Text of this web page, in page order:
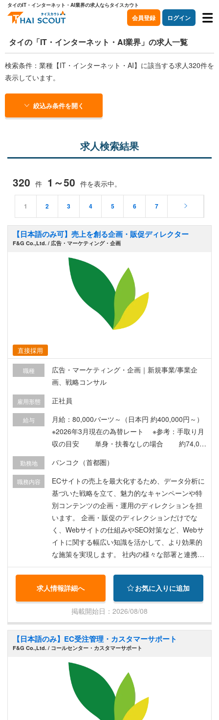
タイのIT・インターネット・AI業界の求人ならタイスカウト
会員登録 ログイン
タイの「IT・インターネット・AI業界」の求人一覧
検索条件：業種【IT・インターネット・AI】に該当する求人320件を
表示しています。
絞込み条件を開く
求人検索結果
320 件 1～50 件を表示中。
1 2 3 4 5 6 7
【日本語のみ可】売上を創る企画・販促ディレクター
F&G Co.,Ltd. / 広告・マーケティング・企画
直接採用
職種
広告・マーケティング・企画｜新規事業/事業企
画、戦略コンサル
雇用形態 正社員
給与
月給：80,000バーツ～（日本円 約400,000円～）
※2026年3月現在の為替レート ※参考：手取り月
収の目安 単身・扶養なしの場合 約74,00
除後の目安金額です。 ※実際の手取り額は、扶養
状況や各種控除等により異なります。 ※最大4ヶ月
の試用期間あり ※想定年収：1,092,000バーツ（約
546万円）～ /月給+賞与+皆勤賞etc ※経験・スキ
ルにより金額は前後する場合があります。（採用
時に最終決定） 【待遇・福利厚生】 ◆賞与（4
月）、昇給（9月）※業績により臨時賞与あり ◆有
給休暇 年10日（勤務開始半年後より） ◆健康報
奨休日 年最大6日 ◆その他有給休暇（タイ労働法
に準拠） ◆皆勤手当（月1回、年1回） ◆就労ビ
ザ・労働許可証付与 ◆社会保険加入（タイ国） ◆
大手保険会社医療保険（日本語対応可の病院にて
使用可能、OPD3,500B/回） ◆健康診断（年1回無
料、日本語の通じるクリニックで受診） ◆タイ国
外在住者の場合、採用後の初回渡航費用を全額返
金（入社1年後より） ◆弊社独自の産休/育休制度
勤務地 バンコク（首都圏）
職務内容
ECサイトの売上を最大化するため、データ分析に
基づいた戦略を立て、魅力的なキャンペーンや特
別コンテンツの企画・運用のディレクションを担
います。 企画・販促のディレクションだけでな
く、Webサイトの仕組みやSEO対策など、Webサ
イトに関する幅広い知識を活かして、より効果的
な施策を実現します。 社内の様々な部署と連携
し、プロジェクトを円滑に進める調整役ととも
に、ECサイト全体の成長を牽引する役割を担って
いただくポジションです。 ▼具体的な業務内容 ・
ECサイトの販売促進における戦略立案と企画実行
・戦略立案のためのサイト・売上データの数値分
析と課題抽出 ・課題解決に向けた新規企画・改善
活動のディレクション ・コンテンツSEOを考慮し
たWebコンテンツの企画・運用 ・プロジェクトの
リーディング・チームビルディング ▼求められる
資質 1．課題発見・解決力 ECサイトの売上を伸ば
すためには、データに基づいた分析で課題を見つ
け出し、具体的な改善策を考え実行するという、
PDCAサイクルを回し続けることが重要です。 効
求人情報詳細へ お気に入りに追加
掲載開始日：2026/08/08
【日本語のみ】EC受注管理・カスタマーサポート
F&G Co.,Ltd. / コールセンター・カスタマーサポート